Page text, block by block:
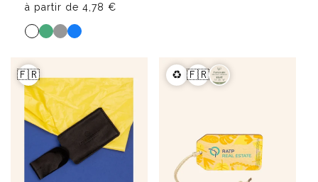
à partir de 4,78 €
🇫🇷 ♻️ 🇫🇷